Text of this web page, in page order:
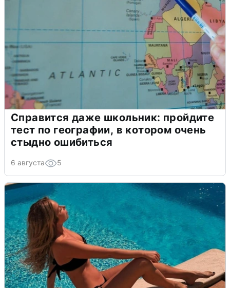
Справится даже школьник: пройдите
тест по географии, в котором очень
стыдно ошибиться
6 августа 5